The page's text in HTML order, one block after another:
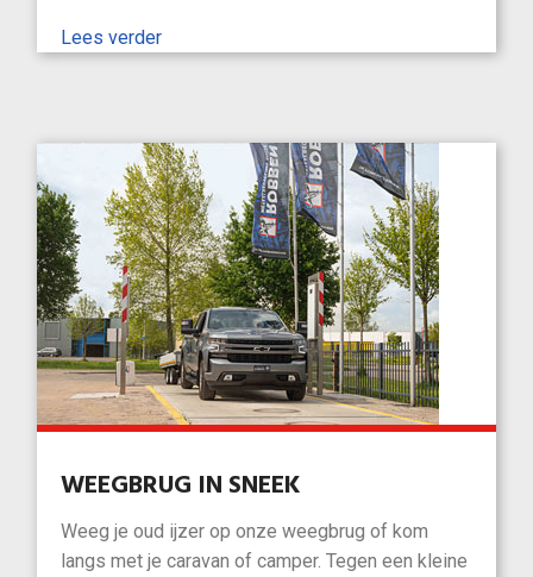
Lees verder
WEEGBRUG IN SNEEK
Weeg je oud ijzer op onze weegbrug of kom
langs met je caravan of camper. Tegen een kleine